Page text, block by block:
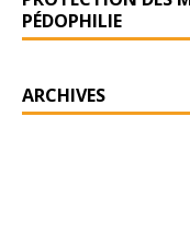
PÉDOPHILIE
ARCHIVES